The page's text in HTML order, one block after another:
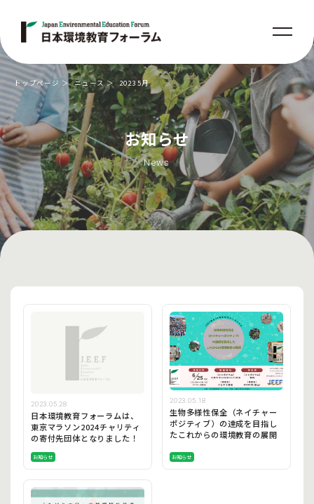
お知らせ
News
トップページ ニュース 2023 5月
2023.05.28
日本環境教育フォーラムは、
東京マラソン2024チャリティ
の寄付先団体となりました！
お知らせ
2023.05.18
生物多様性保全（ネイチャー
ポジティブ）の達成を目指し
たこれからの環境教育の展開
お知らせ